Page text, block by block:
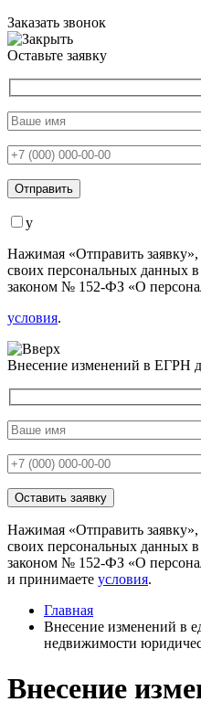
Заказать звонок
Оставьте заявку
y
Нажимая «Отправить заявку»,
своих персональных данных
законом № 152-ФЗ «О
условия.
Внесение изменений в ЕГРН
Нажимая «Отправить заявку»,
своих персональных данных
законом № 152-ФЗ «О
и принимаете условия.
Главная
Внесение изменений в
недвижимости
Внесение